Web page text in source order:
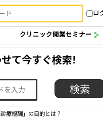
ロ
クリニック開業セミナー
て今すぐ検索!
療報酬」の目的とは？